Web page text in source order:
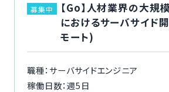
募集中
【Go】人材業界の大規
におけるサーバサイド
モート)
職種：サーバサイドエンジニア
稼働日数：週5日